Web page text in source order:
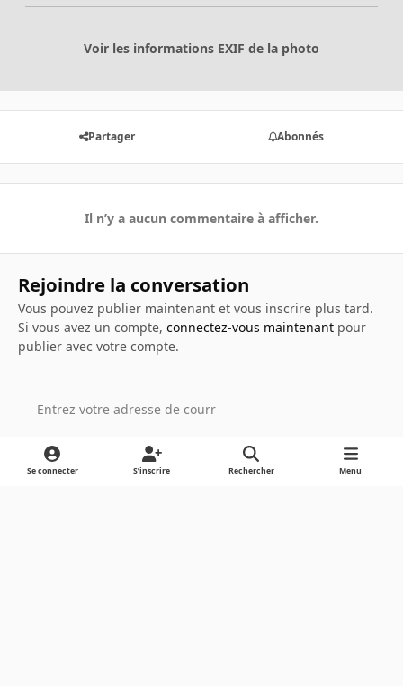
Voir les informations EXIF de la photo
Partager Abonnés
Il n’y a aucun commentaire à afficher.
Rejoindre la conversation
Vous pouvez publier maintenant et vous inscrire plus tard.
Si vous avez un compte, connectez-vous maintenantpour
publier avec votre compte.
Ajouter un commentaire…
Se connecter S’inscrire Rechercher Menu